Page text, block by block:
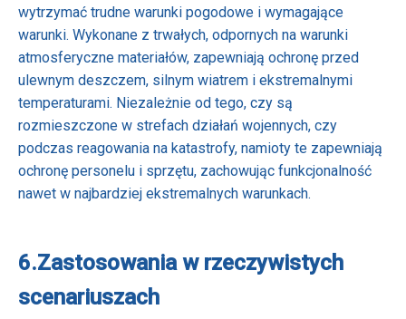
wytrzymać trudne warunki pogodowe i wymagające
warunki. Wykonane z trwałych, odpornych na warunki
atmosferyczne materiałów, zapewniają ochronę przed
ulewnym deszczem, silnym wiatrem i ekstremalnymi
temperaturami. Niezależnie od tego, czy są
rozmieszczone w strefach działań wojennych, czy
podczas reagowania na katastrofy, namioty te zapewniają
ochronę personelu i sprzętu, zachowując funkcjonalność
nawet w najbardziej ekstremalnych warunkach.
6.Zastosowania w rzeczywistych
scenariuszach